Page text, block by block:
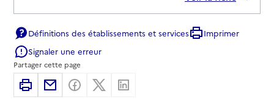
Source des données : Finess n° 250008059
Mis à jour le : 06/08/2026
Service autonomie à domicile (aide et soins)
MA100T
Adresse
8 rue de Belfort
Définitions des établissements et services
Imprimer
Signaler une erreur
Partager cette page
ImprimerPartager par email
Partager sur Facebook
Partager sur X